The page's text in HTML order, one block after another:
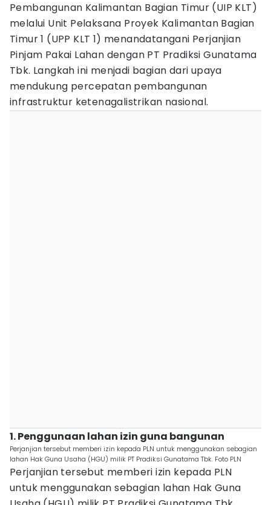
Pembangunan Kalimantan Bagian Timur (UIP KLT)
melalui Unit Pelaksana Proyek Kalimantan Bagian
Timur 1 (UPP KLT 1) menandatangani Perjanjian
Pinjam Pakai Lahan dengan PT Pradiksi Gunatama
Tbk. Langkah ini menjadi bagian dari upaya
mendukung percepatan pembangunan
infrastruktur ketenagalistrikan nasional.
1. Penggunaan lahan izin guna bangunan
Perjanjian tersebut memberi izin kepada PLN untuk menggunakan sebagian
lahan Hak Guna Usaha (HGU) milik PT Pradiksi Gunatama Tbk. Foto PLN
Perjanjian tersebut memberi izin kepada PLN
untuk menggunakan sebagian lahan Hak Guna